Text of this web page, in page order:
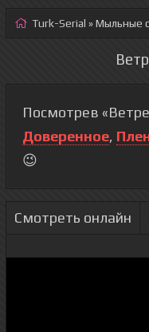
Turk-Serial »Мыльные
Посмотрев
Доверенное,
😉
Смотреть онлайн